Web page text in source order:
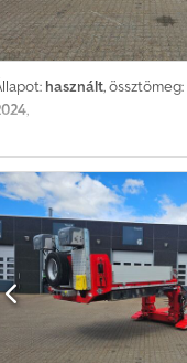
használt, össztömeg:
,